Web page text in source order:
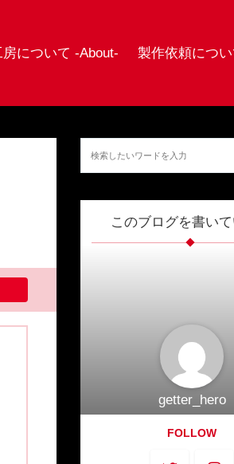
房について -About- 製作依頼につ
このブログを書い
getter_hero
FOLLOW